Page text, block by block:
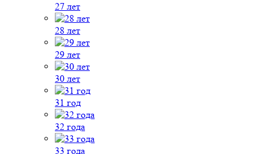
27 лет
28 лет
29 лет
30 лет
31 год
32 года
33 года